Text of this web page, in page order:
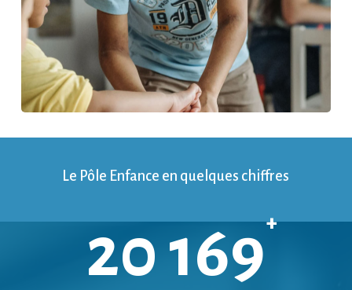
Le Pôle Enfance en quelques chiffres
20 169+